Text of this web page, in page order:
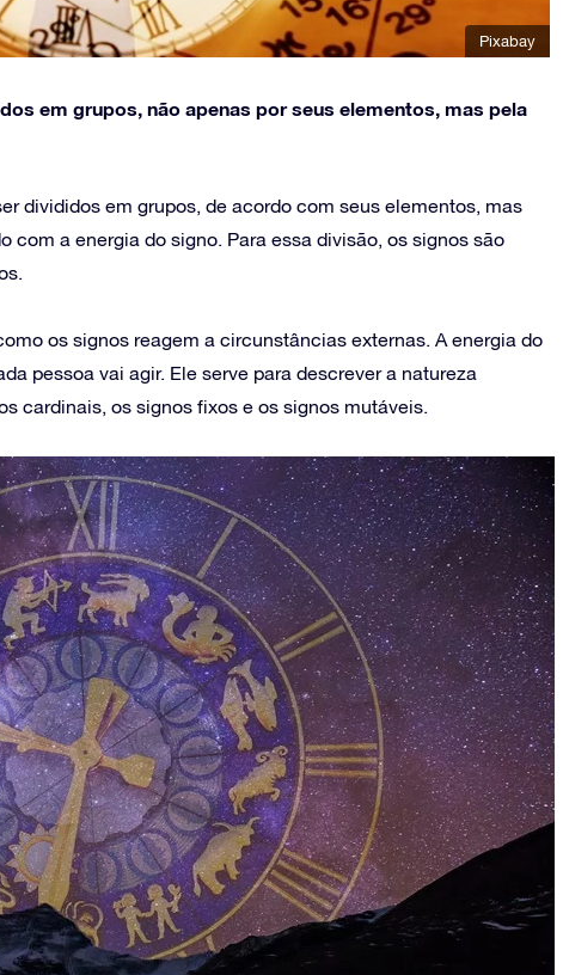
Pixabay
em grupos, não apenas por seus elementos, mas pela
divididos em grupos, de acordo com seus elementos, mas
com a energia do signo. Para essa divisão, os signos são
os signos reagem a circunstâncias externas. A energia do
pessoa vai agir. Ele serve para descrever a natureza
cardinais, os signos fixos e os signos mutáveis.